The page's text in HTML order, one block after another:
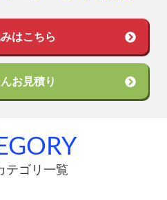
はこちら
お見積り
テゴリ一覧